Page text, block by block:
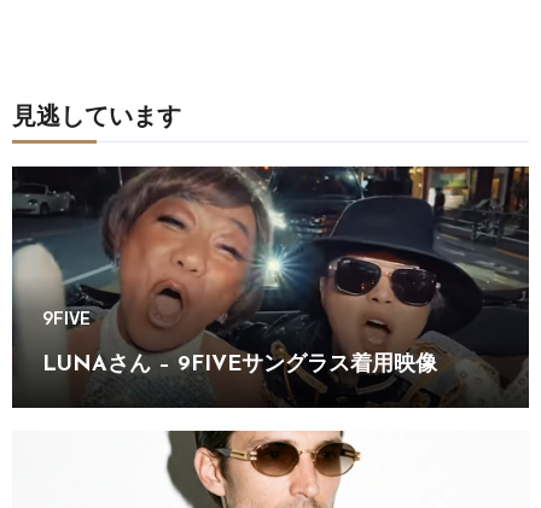
見逃しています
9FIVE
LUNAさん – 9FIVEサングラス着用映像